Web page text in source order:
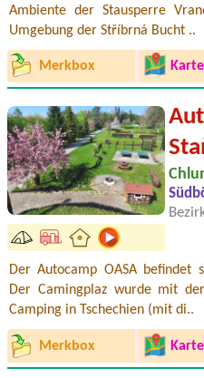
Ambiente der Stausperre
Umgebung der Stříbrná Bucht ..
Merkbox Karte
Der Autocamp OASA befindet
Der Camingplaz wurde mit
Camping in Tschechien (mit di..
Merkbox Karte